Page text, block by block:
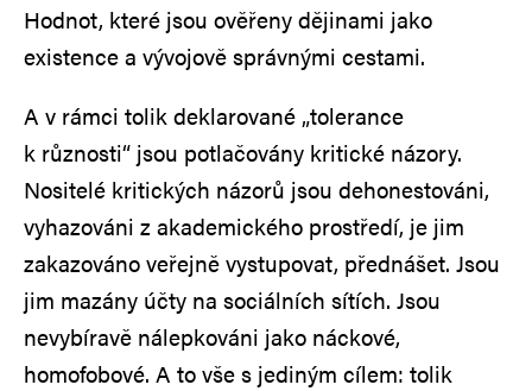
Hodnot, které jsou ověřeny dějinami jako
existence a vývojově správnými cestami.
A v rámci tolik deklarované „tolerance
k různosti“ jsou potlačovány kritické názory.
Nositelé kritických názorů jsou dehonestováni,
vyhazováni z akademického prostředí, je jim
zakazováno veřejně vystupovat, přednášet. Jsou
jim mazány účty na sociálních sítích. Jsou
nevybíravě nálepkováni jako náckové,
homofobové. A to vše s jediným cílem: tolik